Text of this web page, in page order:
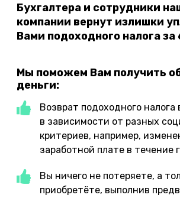
Бухгалтера и сотрудники
компании вернут излишки
Вами подоходного налога за
Мы поможем Вам получить
деньги:
Возврат подоходного налога
в зависимости от разных
критериев, например,
заработной плате в течение
Вы ничего не потеряете, а
приобретёте, выполнив